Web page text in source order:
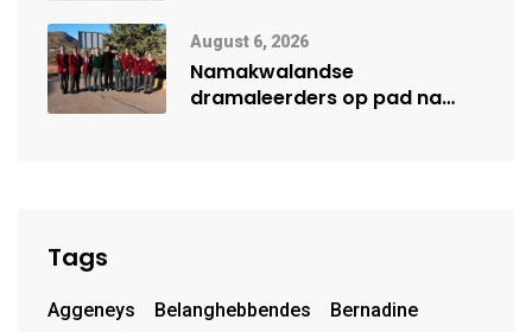
August 6, 2026
Namakwalandse
dramaleerders op pad na
Tags
Aggeneys Belanghebbendes
Bernadine